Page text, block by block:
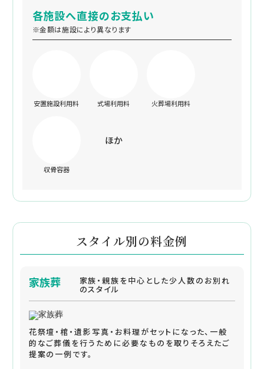
各施設へ直接のお支払い
※金額は施設により異なります
安置施設利用料 式場利用料 火葬場利用料
収骨容器
ほか
スタイル別の料金例
家族葬 家族・親族を中心とした少人数のお別れ
のスタイル
花祭壇・棺・遺影写真・お料理がセットになった、一般
的なご葬儀を行うために必要なものを取りそろえたご
提案の一例です。